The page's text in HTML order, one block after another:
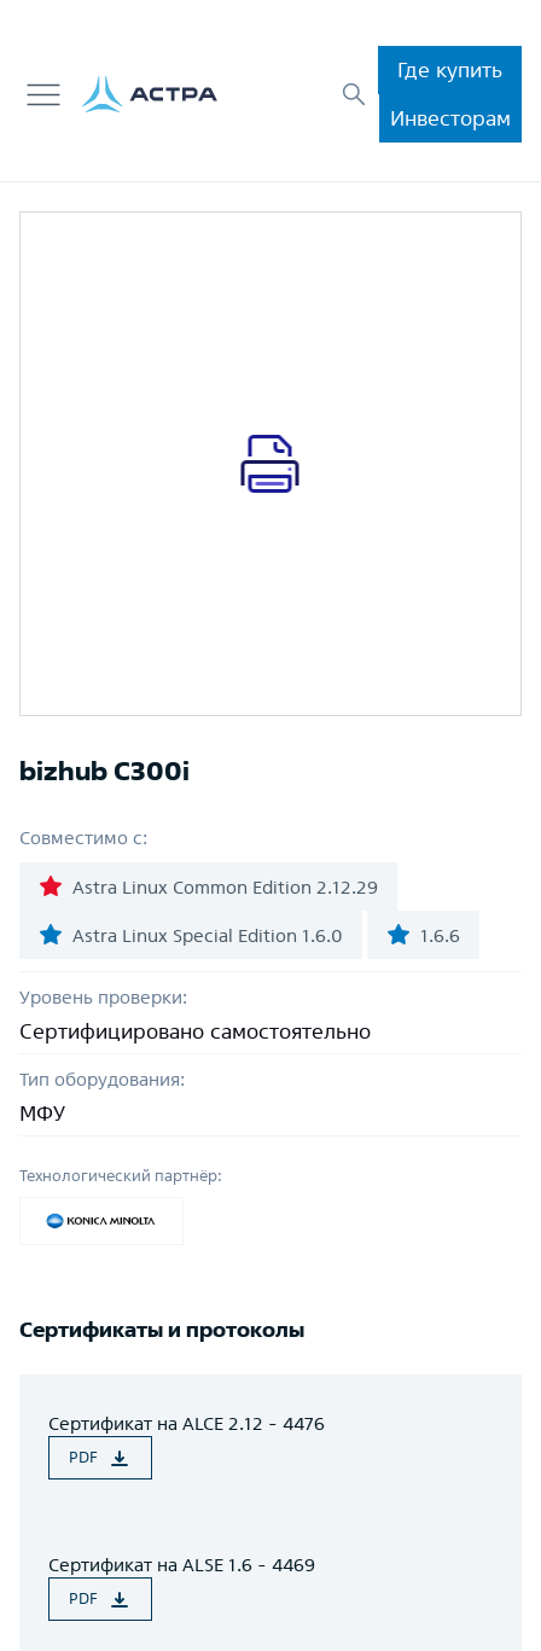
Где купить
Инвесторам
bizhub C300i
Совместимо с:
Astra Linux Common Edition 2.12.29
Astra Linux Special Edition 1.6.0 1.6.6
Уровень проверки:
Сертифицировано самостоятельно
Тип оборудования:
МФУ
Технологический партнёр:
Сертификаты и протоколы
Сертификат на ALCE 2.12 - 4476
PDF
Сертификат на ALSE 1.6 - 4469
PDF